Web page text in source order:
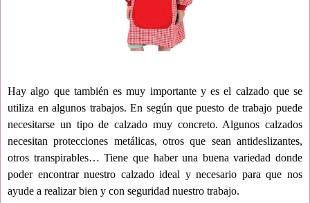
Hay algo que también es muy importante y es el calzado que se
utiliza en algunos trabajos. En según que puesto de trabajo puede
necesitarse un tipo de calzado muy concreto. Algunos calzados
necesitan protecciones metálicas, otros que sean antideslizantes,
otros transpirables… Tiene que haber una buena variedad donde
poder encontrar nuestro calzado ideal y necesario para que nos
ayude a realizar bien y con seguridad nuestro trabajo.